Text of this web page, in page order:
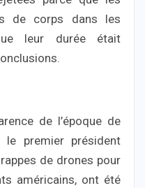
de corps dans les
leur durée était
de l’époque de
le premier président
de drones pour
américains, ont été